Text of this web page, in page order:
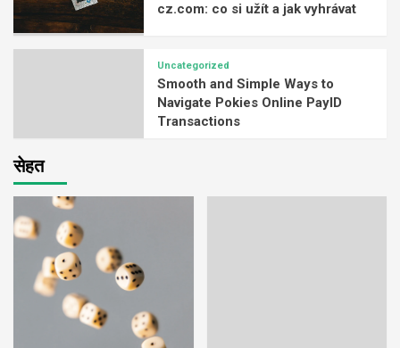
cz.com: co si užít a jak vyhrávat
Uncategorized
Smooth and Simple Ways to
Navigate Pokies Online PayID
Transactions
सेहत